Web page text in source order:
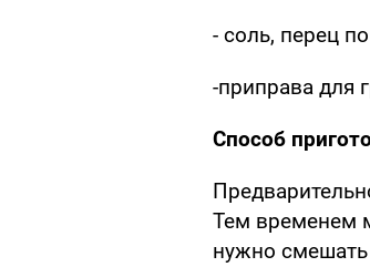
- соль, перец
-приправа для
Способ
Тем временем
нужно